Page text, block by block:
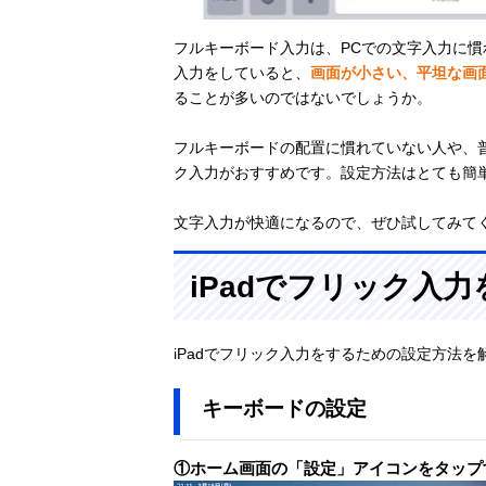
フルキーボード入力は、PCでの文字入力に
入力をしていると、 画面が小さい、平坦な画
ることが多いのではないでしょうか。
フルキーボードの配置に慣れていない人や
ク入力がおすすめです。設定方法はとても
文字入力が快適になるので、ぜひ試してみて
iPadでフリック入力
iPadでフリック入力をするための設定方法を
キーボードの設定
①ホーム画面の「設定」アイコンをタップ